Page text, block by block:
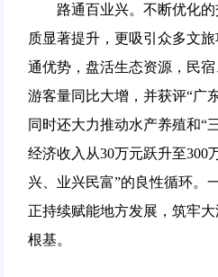
路通百业兴。不断优化的
质显著提升，更吸引众多文
通优势，盘活生态资源，民宿
游客量同比大增，并获评“广
同时还大力推动水产养殖和“
经济收入从30万元跃升至300
兴、业兴民富”的良性循环。
正持续赋能地方发展，筑牢
根基。